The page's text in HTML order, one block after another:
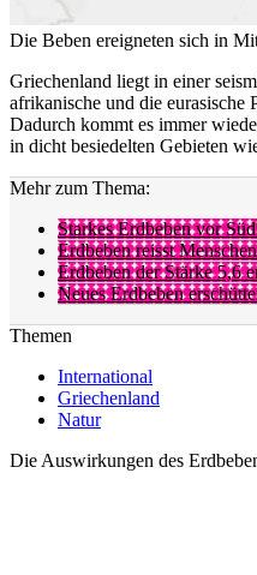
Die Beben ereigneten sich in
Griechenland liegt in einer
afrikanische und die eurasische
Dadurch kommt es immer
in dicht besiedelten Gebieten
Mehr zum Thema:
Starkes Erdbeben vor
Erdbeben reisst
Erdbeben der Stärke 5,6
Neues Erdbeben
Themen
International
Griechenland
Natur
Die Auswirkungen des